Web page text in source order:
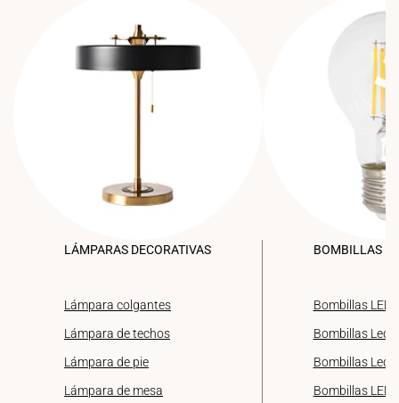
LÁMPARAS DECORATIVAS
Lámpara colgantes
Lámpara de techos
Lámpara de pie
Lámpara de mesa
BOMBILLAS
Bombillas LED
Bombillas Led
Bombillas Led
Bombillas LED